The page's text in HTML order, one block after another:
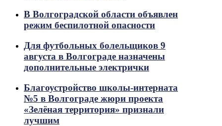
В Волгоградской области объявлен
режим беспилотной опасности
Для футбольных болельщиков 9
августа в Волгограде назначены
дополнительные электрички
Благоустройство школы-интерната
№5 в Волгограде жюри проекта
«Зелёная территория» признали
лучшим